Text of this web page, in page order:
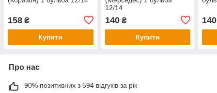
158 ₴
Купити
12/14
140₴
Купити
140
Про нас
90% позитивних з 594 відгуків за рік